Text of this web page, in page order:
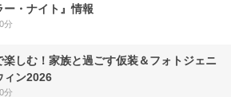
ー・ナイト』情報
分
楽しむ！家族と過ごす仮装＆フォトジェニ
ィン2026
分